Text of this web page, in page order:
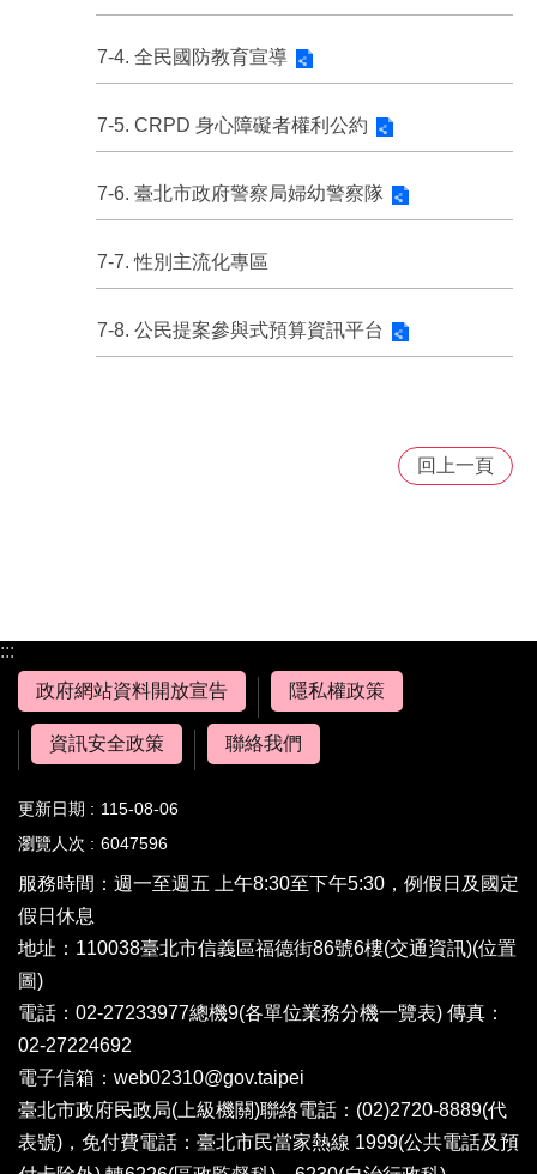
7-4. 全民國防教育宣導
7-5. CRPD 身心障礙者權利公約
7-6. 臺北市政府警察局婦幼警察隊
7-7. 性別主流化專區
7-8. 公民提案參與式預算資訊平台
回上一頁
:::
政府網站資料開放宣告
隱私權政策
資訊安全政策 聯絡我們
更新日期
115-08-06
瀏覽人次
6047596
服務時間：週一至週五 上午8:30至下午5:30，例假日及國定
假日休息
地址：110038臺北市信義區福德街86號6樓(交通資訊)(位置
圖)
電話：02-27233977總機9(各單位業務分機一覽表) 傳真：
02-27224692
電子信箱： web02310@gov.taipei
臺北市政府民政局(上級機關)聯絡電話：(02)2720-8889(代
表號)，免付費電話：臺北市民當家熱線 1999(公共電話及預